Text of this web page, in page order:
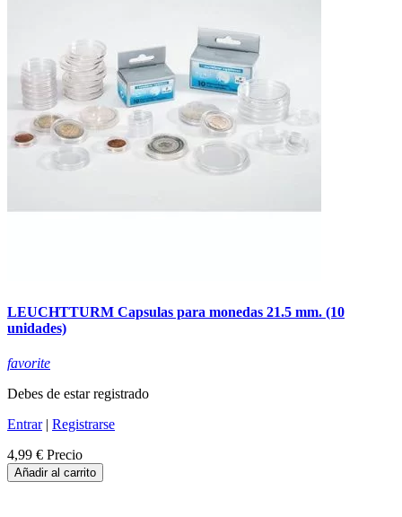
LEUCHTTURM Capsulas para monedas 21.5 mm. (10
unidades)
favorite
Debes de estar registrado
Entrar| Registrarse
4,99 € Precio
Añadir al carrito